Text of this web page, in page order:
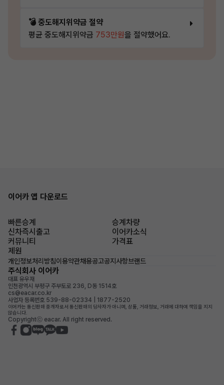
💣 중도해지위약금 절약
평균 중도해지위약금 753만원을 절약했어요.
이어카 앱 다운로드
빠른승계
승계차량
신차즉시출고
이어카소식
커뮤니티
가격표
제원
개인정보처리방침이용약관채용공고공지사항브랜드
주식회사 이어카
대표 유우재
인천광역시 부평구 주부토로 236, D동 1514호
cs@eacar.co.kr
사업자 등록번호 539-88-02334 | 1877-2520
이어카는 통신판매 중개자로서 통신판매의 당사자가 아니며, 상품, 거래정보, 거래에 대하여 책임을 지지
않습니다.
Copyrightⓒ eacar. All right reserved.